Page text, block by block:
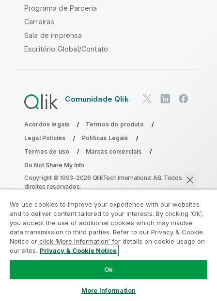
Bater papo agora
Programa de Parceria
Carreiras
Sala de imprensa
Escritório Global/Contato
Comunidade Qlik
Acordos legais
Termos do produto
Legal Policies
Políticas Legais
Termos de uso
Marcas comerciais
Do Not Share My Info
Copyright © 1993-2026 QlikTech International AB. Todos os
direitos reservados.
Participe do Programa de Modernização
do Analytics
Modernize sem comprometer seus valiosos aplicativos
QlikView com o Programa de Modernização do Analytics.
Clique aqui
ampquestions@qlik.com
We use cookies to improve your experience with our websites
and to deliver content tailored to your interests. By clicking ‘Ok’,
you accept the use of additional cookies which may involve
data transmission to third parties. Refer to our Privacy & Cookie
Notice or click ‘More Information’ for details on cookie usage on
our sites. Privacy & Cookie Notice
Ok
More Information